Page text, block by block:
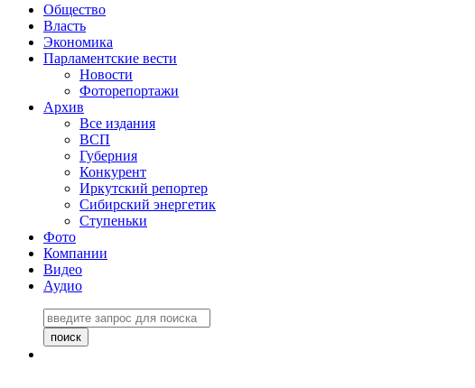
Общество
Власть
Экономика
Парламентские вести
Новости
Фоторепортажи
Архив
Все издания
ВСП
Губерния
Конкурент
Иркутский репортер
Сибирский энергетик
Ступеньки
Фото
Компании
Видео
Аудио